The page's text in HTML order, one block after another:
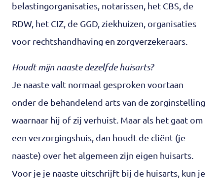
belastingorganisaties, notarissen, het CBS, de
RDW, het CIZ, de GGD, ziekhuizen, organisaties
voor rechtshandhaving en zorgverzekeraars.
Houdt mijn naaste dezelfde huisarts?
Je naaste valt normaal gesproken voortaan
onder de behandelend arts van de zorginstelling
waarnaar hij of zij verhuist. Maar als het gaat om
een verzorgingshuis, dan houdt de cliënt (je
naaste) over het algemeen zijn eigen huisarts.
Voor je je naaste uitschrijft bij de huisarts, kun je